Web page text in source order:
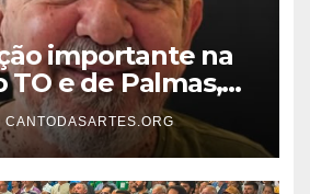
importante na
TO e de Palmas,
Siqueira; Palmas
oficial de três
CANTODASARTES.ORG